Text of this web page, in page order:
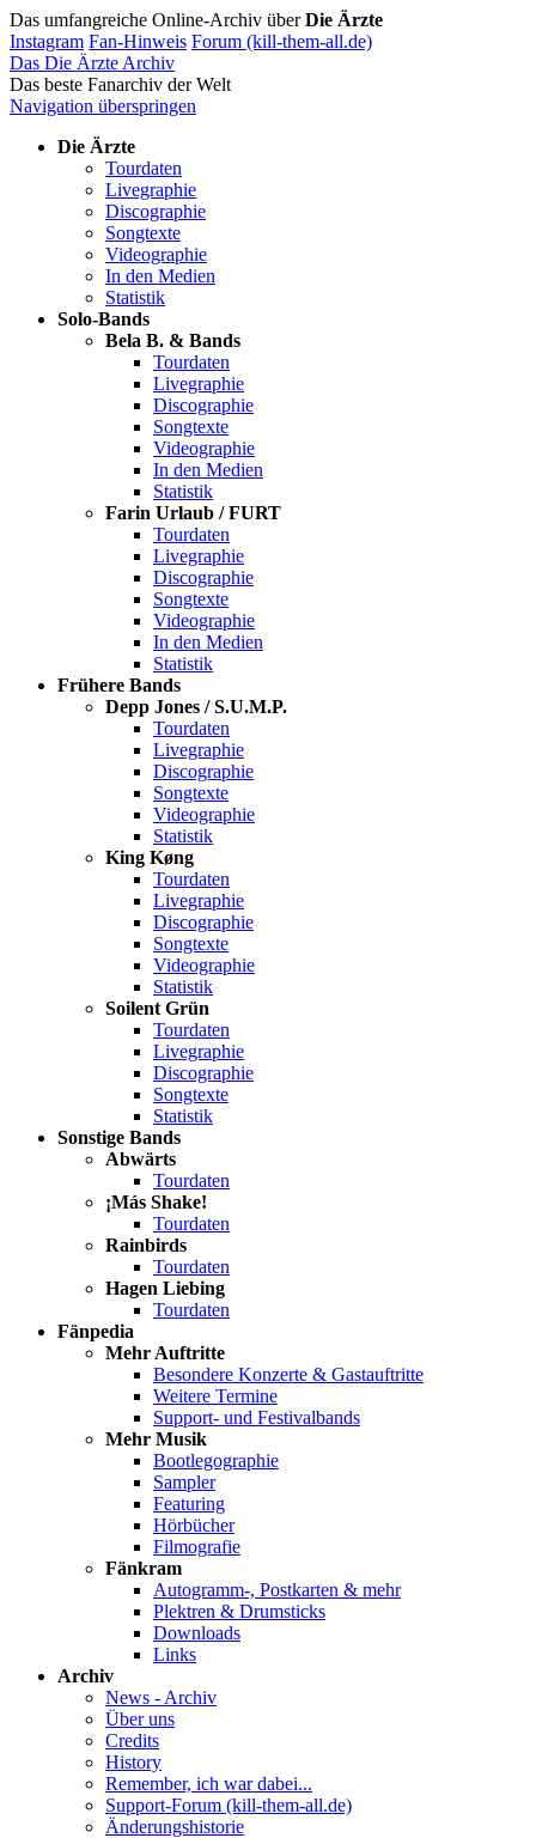
Das umfangreiche Online-Archiv überDie Ärzte
Instagram Fan-Hinweis Forum (kill-them-all.de)
Das Die Ärzte Archiv
Das beste Fanarchiv der Welt
Navigation überspringen
Die Ärzte
Tourdaten
Livegraphie
Discographie
Songtexte
Videographie
In den Medien
Statistik
Solo-Bands
Bela B. & Bands
Tourdaten
Livegraphie
Discographie
Songtexte
Videographie
In den Medien
Statistik
Farin Urlaub / FURT
Tourdaten
Livegraphie
Discographie
Songtexte
Videographie
In den Medien
Statistik
Frühere Bands
Depp Jones / S.U.M.P.
Tourdaten
Livegraphie
Discographie
Songtexte
Videographie
Statistik
King Køng
Tourdaten
Livegraphie
Discographie
Songtexte
Videographie
Statistik
Soilent Grün
Tourdaten
Livegraphie
Discographie
Songtexte
Statistik
Sonstige Bands
Abwärts
Tourdaten
¡Más Shake!
Tourdaten
Rainbirds
Tourdaten
Hagen Liebing
Tourdaten
Fänpedia
Mehr Auftritte
Besondere Konzerte & Gastauftritte
Weitere Termine
Support- und Festivalbands
Mehr Musik
Bootlegographie
Sampler
Featuring
Hörbücher
Filmografie
Fänkram
Autogramm-, Postkarten & mehr
Plektren & Drumsticks
Downloads
Links
Archiv
News - Archiv
Über uns
Credits
History
Remember, ich war dabei...
Support-Forum (kill-them-all.de)
Änderungshistorie